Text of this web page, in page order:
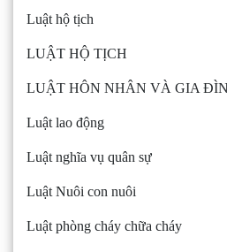
Luật hộ tịch
LUẬT HỘ TỊCH
LUẬT HÔN NHÂN VÀ GIA
Luật lao động
Luật nghĩa vụ quân sự
Luật Nuôi con nuôi
Luật phòng cháy chữa cháy